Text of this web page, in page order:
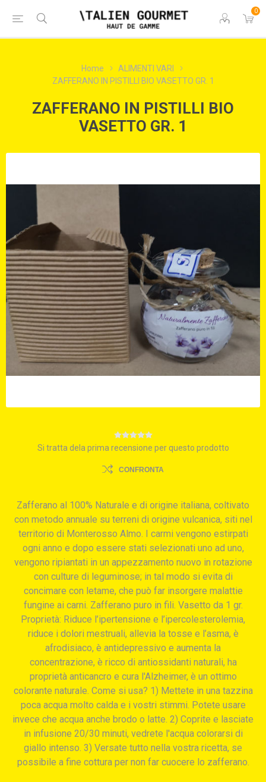
0
Home
ALIMENTI VARI
ZAFFERANO IN PISTILLI BIO VASETTO GR. 1
ZAFFERANO IN PISTILLI BIO
VASETTO GR. 1
Si tratta dela prima recensione per questo prodotto
CONFRONTA
Zafferano al 100% Naturale e di origine italiana, coltivato
con metodo annuale su terreni di origine vulcanica, siti nel
territorio di Monterosso Almo. I carmi vengono estirpati
ogni anno e dopo essere stati selezionati uno ad uno,
vengono ripiantati in un appezzamento nuovo in rotazione
con culture di leguminose; in tal modo si evita di
concimare con letame, che può far insorgere malattie
fungine ai carni. Zafferano puro in fili. Vasetto da 1 gr.
Proprietà: Riduce l’ipertensione e l’ipercolesterolemia,
riduce i dolori mestruali, allevia la tosse e l’asma, è
afrodisiaco, è antidepressivo e aumenta la
concentrazione, è ricco di antiossidanti naturali, ha
proprietà anticancro e cura l'Alzheimer, è un ottimo
colorante naturale. Come si usa? 1) Mettete in una tazzina
poca acqua molto calda e i vostri stimmi. Potete usare
invece che acqua anche brodo o latte. 2) Coprite e lasciate
in infusione 20/30 minuti, vedrete l'acqua colorarsi di
giallo intenso. 3) Versate tutto nella vostra ricetta, se
possibile a fine cottura per non far cuocere lo zafferano.